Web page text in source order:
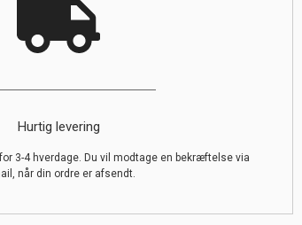
Hurtig levering
3-4 hverdage. Du vil modtage en bekræftelse via
når din ordre er afsendt.